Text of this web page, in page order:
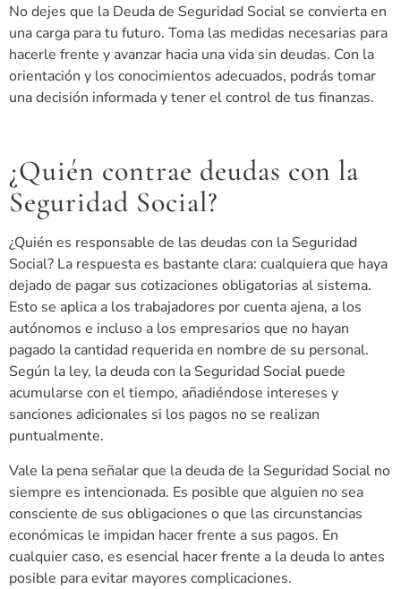
No dejes que la Deuda de Seguridad Social se convierta en
una carga para tu futuro. Toma las medidas necesarias para
hacerle frente y avanzar hacia una vida sin deudas. Con la
orientación y los conocimientos adecuados, podrás tomar
una decisión informada y tener el control de tus finanzas.
¿Quién contrae deudas con la
Seguridad Social?
¿Quién es responsable de las deudas con la Seguridad
Social? La respuesta es bastante clara: cualquiera que haya
dejado de pagar sus cotizaciones obligatorias al sistema.
Esto se aplica a los trabajadores por cuenta ajena, a los
autónomos e incluso a los empresarios que no hayan
pagado la cantidad requerida en nombre de su personal.
Según la ley, la deuda con la Seguridad Social puede
acumularse con el tiempo, añadiéndose intereses y
sanciones adicionales si los pagos no se realizan
puntualmente.
Vale la pena señalar que la deuda de la Seguridad Social no
siempre es intencionada. Es posible que alguien no sea
consciente de sus obligaciones o que las circunstancias
económicas le impidan hacer frente a sus pagos. En
cualquier caso, es esencial hacer frente a la deuda lo antes
posible para evitar mayores complicaciones.